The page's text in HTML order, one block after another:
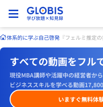
体系的に学ぶ自己啓発 『フェルミ推定
すべての動画をフル
現役MBA講師や活躍中の経営者から
ビジネススキルを学べる動画
いますぐ無料体